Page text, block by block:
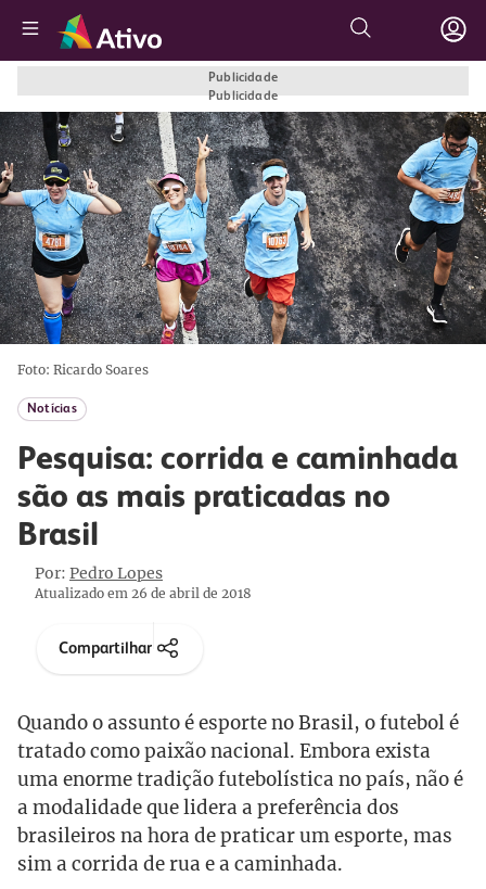
Publicidade
Publicidade
Foto: Ricardo Soares
Notícias
Pesquisa: corrida e caminhada
são as mais praticadas no
Brasil
Por: Pedro Lopes
Atualizado em 26 de abril de 2018
Compartilhar
Quando o assunto é esporte no Brasil, o futebol é
tratado como paixão nacional. Embora exista
uma enorme tradição futebolística no país, não é
a modalidade que lidera a preferência dos
brasileiros na hora de praticar um esporte, mas
sim a corrida de rua e a caminhada.